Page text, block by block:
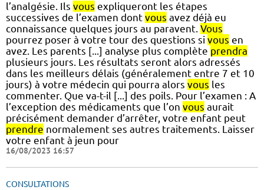
l’analgésie. Ils vous expliqueront les étapes
successives de l’examen dont vous avez déjà eu
connaissance quelques jours au paravent. Vous
pourrez poser à votre tour des questions si vous en
avez. Les parents [...] analyse plus complète prendra
plusieurs jours. Les résultats seront alors adressés
dans les meilleurs délais (généralement entre 7 et 10
jours) à votre médecin qui pourra alors vous les
commenter. Que va-t-il [...] des poils. Pour l’examen : A
l’exception des médicaments que l’on vous aurait
précisément demander d’arrêter, votre enfant peut
prendre normalement ses autres traitements. Laisser
votre enfant à jeun pour
16/08/2023 16:57
CONSULTATIONS